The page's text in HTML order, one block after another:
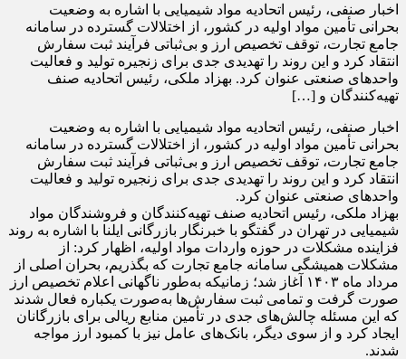
اخبار صنفی، رئیس اتحادیه مواد شیمیایی با اشاره به وضعیت
بحرانی تأمین مواد اولیه در کشور، از اختلالات گسترده در سامانه
جامع تجارت، توقف تخصیص ارز و بی‌ثباتی فرآیند ثبت سفارش
انتقاد کرد و این روند را تهدیدی جدی برای زنجیره تولید و فعالیت
واحدهای صنعتی عنوان کرد. بهزاد ملکی، رئیس اتحادیه صنف
تهیه‌کنندگان و […]
اخبار صنفی، رئیس اتحادیه مواد شیمیایی با اشاره به وضعیت
بحرانی تأمین مواد اولیه در کشور، از اختلالات گسترده در سامانه
جامع تجارت، توقف تخصیص ارز و بی‌ثباتی فرآیند ثبت سفارش
انتقاد کرد و این روند را تهدیدی جدی برای زنجیره تولید و فعالیت
واحدهای صنعتی عنوان کرد.
بهزاد ملکی، رئیس اتحادیه صنف تهیه‌کنندگان و فروشندگان مواد
شیمیایی در تهران در گفتگو با خبرنگار بازرگانی ایلنا با اشاره به روند
فزاینده مشکلات در حوزه واردات مواد اولیه، اظهار کرد: از
مشکلات همیشگی سامانه جامع تجارت که بگذریم، بحران اصلی از
مرداد ماه ۱۴۰۳ آغاز شد؛ زمانیکه به‌طور ناگهانی اعلام تخصیص ارز
صورت گرفت و تمامی ثبت سفارش‌ها به‌صورت یکباره فعال شدند
که این مسئله چالش‌های جدی در تأمین منابع ریالی برای بازرگانان
ایجاد کرد و از سوی دیگر، بانک‌های عامل نیز با کمبود ارز مواجه
شدند.